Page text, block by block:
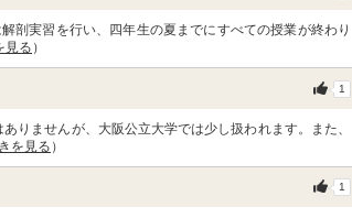
剖実習を行い、四年生の夏までにすべての授業が終わり
見る ）
1
りませんが、大阪公立大学では少し扱われます。また、
を見る ）
1